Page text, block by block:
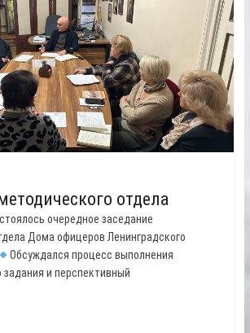
отдела
очередное заседание
Дома офицеров Ленинградского
Обсуждался процесс выполнения
задания и перспективный